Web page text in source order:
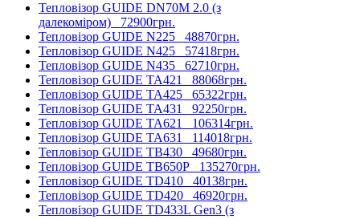
Тепловізор GUIDE DN70M 2.0 (з
далекоміром) 72900грн.
Тепловізор GUIDE N225 48870грн.
Тепловізор GUIDE N425 57418грн.
Тепловізор GUIDE N435 62710грн.
Тепловізор GUIDE TA421 88068грн.
Тепловізор GUIDE TA425 65322грн.
Тепловізор GUIDE TA431 92250грн.
Тепловізор GUIDE TA621 106314грн.
Тепловізор GUIDE TA631 114018грн.
Тепловізор GUIDE TB430 49680грн.
Тепловізор GUIDE TB650P 135270грн.
Тепловізор GUIDE TD410 40138грн.
Тепловізор GUIDE TD420 46920грн.
Тепловізор GUIDE TD433L Gen3 (з